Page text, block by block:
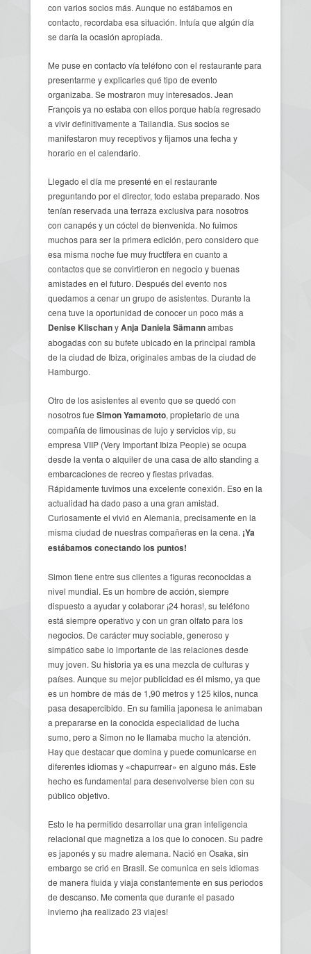
con varios socios más. Aunque no estábamos en
contacto, recordaba esa situación. Intuía que algún día
se daría la ocasión apropiada.
Me puse en contacto vía teléfono con el restaurante para
presentarme y explicarles qué tipo de evento
organizaba. Se mostraron muy interesados. Jean
François ya no estaba con ellos porque había regresado
a vivir definitivamente a Tailandia. Sus socios se
manifestaron muy receptivos y fijamos una fecha y
horario en el calendario.
Llegado el día me presenté en el restaurante
preguntando por el director, todo estaba preparado. Nos
tenían reservada una terraza exclusiva para nosotros
con canapés y un cóctel de bienvenida. No fuimos
muchos para ser la primera edición, pero considero que
esa misma noche fue muy fructífera en cuanto a
contactos que se convirtieron en negocio y buenas
amistades en el futuro. Después del evento nos
quedamos a cenar un grupo de asistentes. Durante la
cena tuve la oportunidad de conocer un poco más a
Denise KlischanyAnja Daniela Sämannambas
abogadas con su bufete ubicado en la principal rambla
de la ciudad de Ibiza, originales ambas de la ciudad de
Hamburgo.
Otro de los asistentes al evento que se quedó con
nosotros fue Simon Yamamoto, propietario de una
compañía de limousinas de lujo y servicios vip, su
empresa VIIP (Very Important Ibiza People) se ocupa
desde la venta o alquiler de una casa de alto standing a
embarcaciones de recreo y fiestas privadas.
Rápidamente tuvimos una excelente conexión. Eso en la
actualidad ha dado paso a una gran amistad.
Curiosamente el vivió en Alemania, precisamente en la
misma ciudad de nuestras compañeras en la cena. ¡Ya
estábamos conectando los puntos!
Simon tiene entre sus clientes a figuras reconocidas a
nivel mundial. Es un hombre de acción, siempre
dispuesto a ayudar y colaborar ¡24 horas!, su teléfono
está siempre operativo y con un gran olfato para los
negocios. De carácter muy sociable, generoso y
simpático sabe lo importante de las relaciones desde
muy joven. Su historia ya es una mezcla de culturas y
países. Aunque su mejor publicidad es él mismo, ya que
es un hombre de más de 1,90 metros y 125 kilos, nunca
pasa desapercibido. En su familia japonesa le animaban
a prepararse en la conocida especialidad de lucha
sumo, pero a Simon no le llamaba mucho la atención.
Hay que destacar que domina y puede comunicarse en
diferentes idiomas y «chapurrear» en alguno más. Este
hecho es fundamental para desenvolverse bien con su
público objetivo.
Esto le ha permitido desarrollar una gran inteligencia
relacional que magnetiza a los que lo conocen. Su padre
es japonés y su madre alemana. Nació en Osaka, sin
embargo se crió en Brasil. Se comunica en seis idiomas
de manera fluida y viaja constantemente en sus periodos
de descanso. Me comenta que durante el pasado
invierno ¡ha realizado 23 viajes!